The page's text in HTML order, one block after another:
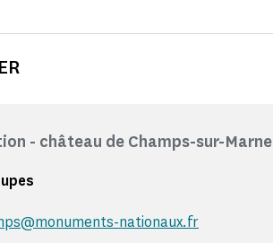
- château de Champs-sur-Marne
nationaux.fr